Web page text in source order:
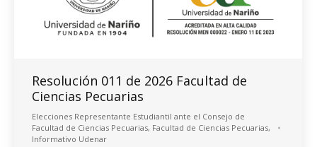
Resolución 011 de 2026 Facultad de
Ciencias Pecuarias
Elecciones Representante Estudiantil ante el Consejo de
Facultad de Ciencias Pecuarias, Facultad de Ciencias Pecuarias,
Informativo Udenar